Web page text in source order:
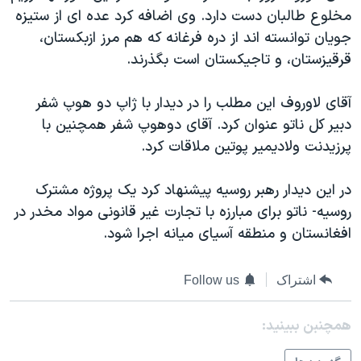
فرهنگ و زندگی
حقوق شهروندی
علم و فناوری
اسرائیل در جنگ
آرشیو پخش زنده
مستندها
انتخابات ریاست جمهوری آمریکا ۲۰۲۴
رمز مهسا
ورزش زنان در ایران
مجموعه مستندهای دادخواهی
تریبونال مردمی آبان ۹۸
چهل سال گروگان‌گیری
قانون شفافیت دارائی کادر رهبری ایران
اعتراضات مردمی آبان ۹۸
دنبال کنید
زبانهای مختلف
مخلوع طالبان دست دارد. وی اضافه کرد عده ای از ستيزه
جويان توانسته اند از دره فرغانه که هم مرز ازبکستان،
قرقيزستان، و تاجيکستان است بگذرند.
آقای لاوروف اين مطلب را در ديدار با ژاپ دو هوپ شفر
دبير کل ناتو عنوان کرد. آقای دوهوپ شفر همچنين با
پرزيدنت ولاديمير پوتين ملاقات کرد.
در اين ديدار رهبر روسيه پيشنهاد کرد يک پروژه مشترک
روسيه- ناتو برای مبارزه با تجارت غير قانونی مواد مخدر در
افغانستان و منطقه آسيای ميانه اجرا شود.
اشتراک Follow us
همچنبن ببینید: